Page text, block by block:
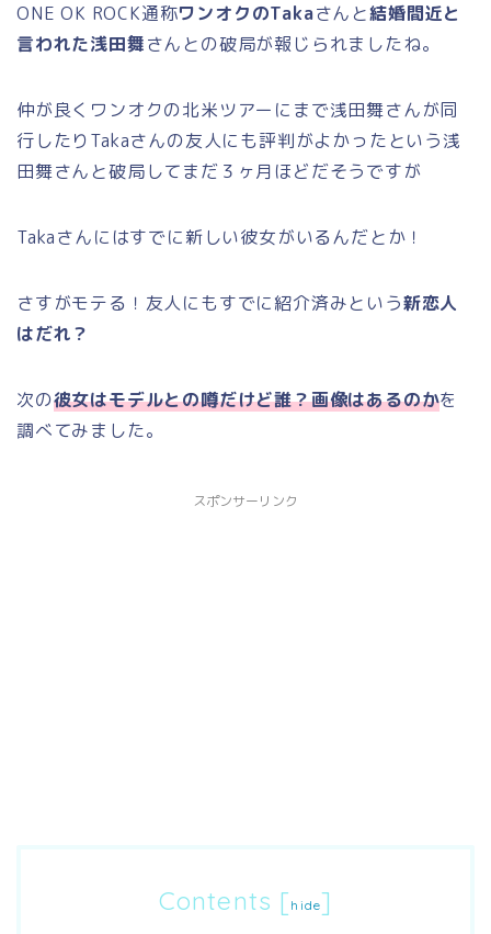
ONE OK ROCK通称ワンオクのTakaさんと結婚間近と
言われた浅田舞さんとの破局が報じられましたね。
仲が良くワンオクの北米ツアーにまで浅田舞さんが同
行したりTakaさんの友人にも評判がよかったという浅
田舞さんと破局してまだ３ヶ月ほどだそうですが
Takaさんにはすでに新しい彼女がいるんだとか！
さすがモテる！友人にもすでに紹介済みという新恋人
はだれ？
次の彼女はモデルとの噂だけど誰？画像はあるのかを
調べてみました。
スポンサーリンク
Contents [ hide]